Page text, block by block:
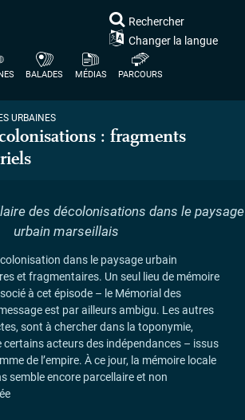
BALADES MÉDIAS PARCOURS
Rechercher
Changer la langue
URBAINES
: fragments
des décolonisations dans le paysage
urbain marseillais
dans le paysage urbain
et fragmentaires. Un seul lieu de mémoire
à cet épisode – le Mémorial des
est par ailleurs ambigu. Les autres
sont à chercher dans la toponymie,
certains acteurs des indépendances – issus
de l’empire. À ce jour, la mémoire locale
semble encore parcellaire et non